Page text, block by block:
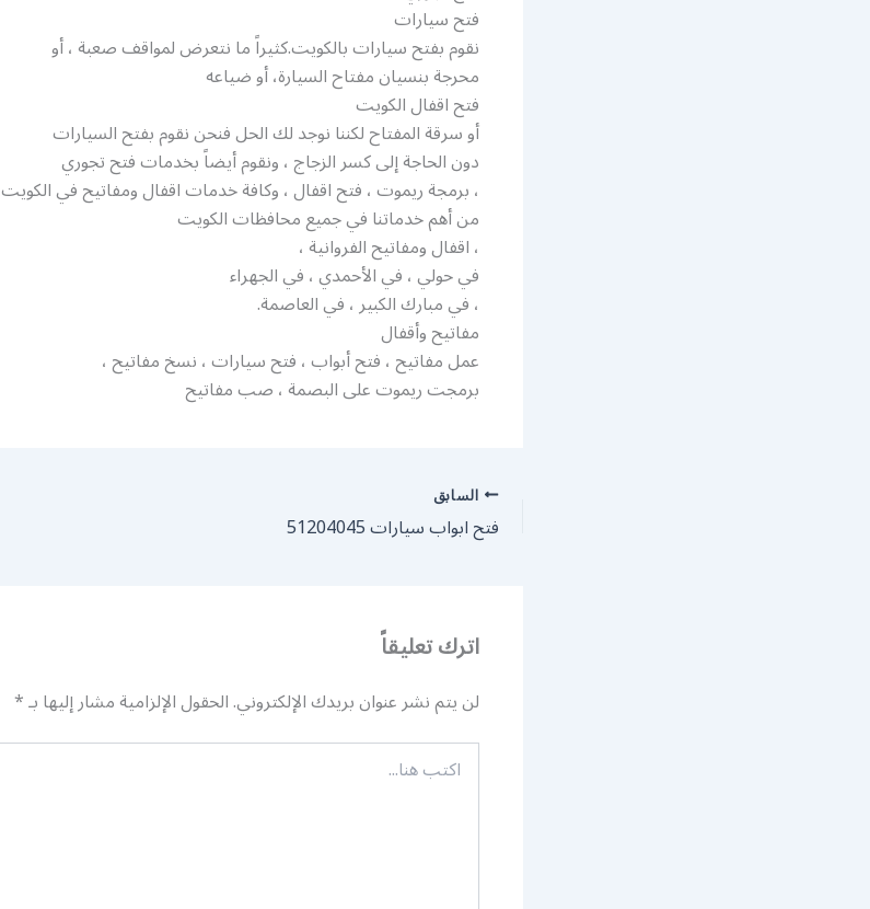
فتح سيارات
نقوم بفتح سيارات بالكويت.كثيراً ما نتعرض لمواقف صعبة ، أو
محرجة بنسيان مفتاح السيارة، أو ضياعه
فتح اقفال الكويت
أو سرقة المفتاح لكننا نوجد لك الحل فنحن نقوم بفتح السيارات
دون الحاجة إلى كسر الزجاج ، ونقوم أيضاً بخدمات فتح تجوري
، برمجة ريموت ، فتح اقفال ، وكافة خدمات اقفال ومفاتيح في الكويت
من أهم خدماتنا في جميع محافظات الكويت
، اقفال ومفاتيح الفروانية ،
في حولي ، في الأحمدي ، في الجهراء
، في مبارك الكبير ، في العاصمة.
مفاتيح وأقفال
عمل مفاتيح ، فتح أبواب ، فتح سيارات ، نسخ مفاتيح ،
برمجت ريموت على البصمة ، صب مفاتيح
السابق
فتح ابواب سيارات 51204045
اترك تعليقاً
لن يتم نشر عنوان بريدك الإلكتروني.الحقول الإلزامية مشار إليها بـ*
اكتب
هنا...